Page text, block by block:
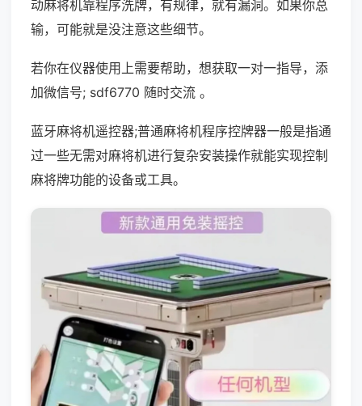
动麻将机靠程序洗牌，有规律，就有漏洞。如果你总
输，可能就是没注意这些细节。
若你在仪器使用上需要帮助，想获取一对一指导，添
加微信号; sdf6770 随时交流 。
蓝牙麻将机遥控器;普通麻将机程序控牌器一般是指通
过一些无需对麻将机进行复杂安装操作就能实现控制
麻将牌功能的设备或工具。